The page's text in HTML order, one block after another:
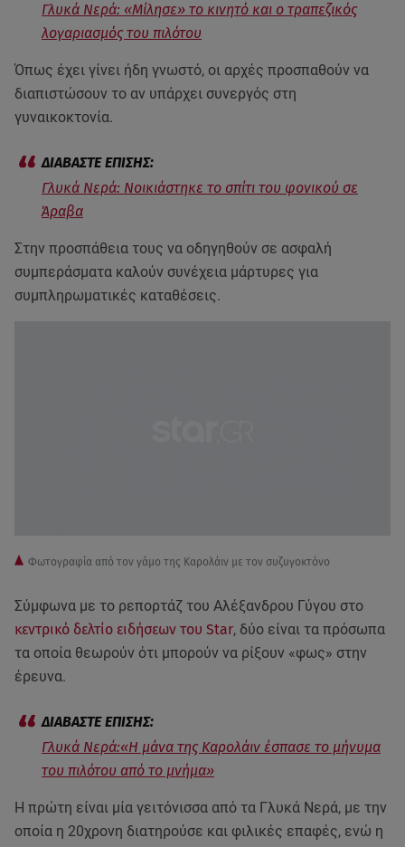
Γλυκά Νερά: «Μίλησε» το κινητό και ο τραπεζικός
λογαριασμός του πιλότου
Όπως έχει γίνει ήδη γνωστό, οι αρχές προσπαθούν να
διαπιστώσουν το αν υπάρχει συνεργός στη
γυναικοκτονία.
Γλυκά Νερά: Νοικιάστηκε το σπίτι του φονικού σε
Άραβα
Στην προσπάθεια τους να οδηγηθούν σε ασφαλή
συμπεράσματα καλούν συνέχεια μάρτυρες για
συμπληρωματικές καταθέσεις.
Φωτογραφία από τον γάμο της Καρολάιν με τον συζυγοκτόνο
Σύμφωνα με το ρεπορτάζ του Αλέξανδρου Γύγου στο
κεντρικό δελτίο ειδήσεων του Star, δύο είναι τα πρόσωπα
τα οποία θεωρούν ότι μπορούν να ρίξουν «φως» στην
έρευνα.
Γλυκά Νερά:«Η μάνα της Καρολάιν έσπασε το μήνυμα
του πιλότου από το μνήμα»
Η πρώτη είναι μία γειτόνισσα από τα Γλυκά Νερά, με την
οποία η 20χρονη διατηρούσε και φιλικές επαφές, ενώ η